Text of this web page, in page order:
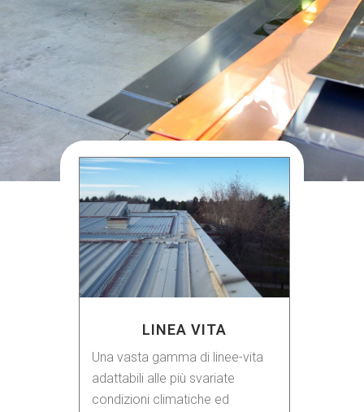
LINEA VITA
Una vasta gamma di linee-vita
adattabili alle più svariate
condizioni climatiche ed